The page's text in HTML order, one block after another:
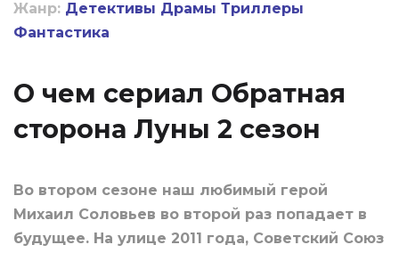
Жанр: Детективы Драмы Триллеры
Фантастика
О чем сериал Обратная
сторона Луны 2 сезон
Во втором сезоне наш любимый герой
Михаил Соловьев во второй раз попадает в
будущее. На улице 2011 года, Советский Союз